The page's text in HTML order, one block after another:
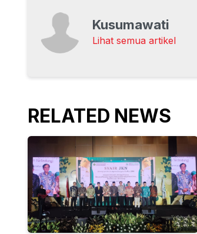
Kusumawati
Lihat semua artikel
RELATED NEWS